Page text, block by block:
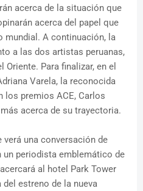
acerca de la situación que
acerca del papel que
mundial. A continuación, la
a las dos artistas peruanas,
Oriente. Para finalizar, en el
Varela, la reconocida
los premios ACE, Carlos
acerca de su trayectoria.
verá una conversación de
un periodista emblemático de
al hotel Park Tower
estreno de la nueva